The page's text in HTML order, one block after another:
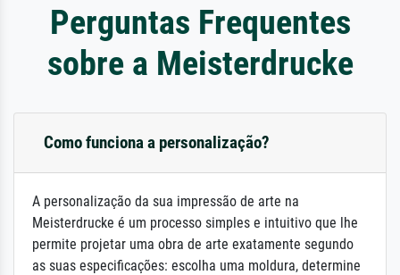
Perguntas Frequentes
sobre a Meisterdrucke
Como funciona a personalização?
A personalização da sua impressão de arte na
Meisterdrucke é um processo simples e intuitivo que lhe
permite projetar uma obra de arte exatamente segundo
as suas especificações: escolha uma moldura, determine